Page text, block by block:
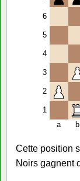
6
5
4
3
2
1
a
b
Cette position
Noirs gagnent